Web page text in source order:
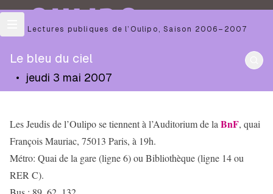
OULIPO
Les Lectures publiques de l’Oulipo ,Saison 2006–2007
Le bleu du ciel
• jeudi 3 mai 2007
Les Jeudis de l’Oulipo se tiennent à l’Auditorium de la BnF, quai
François Mauriac, 75013 Paris, à 19h.
Métro: Quai de la gare (ligne 6) ou Bibliothèque (ligne 14 ou
RER C).